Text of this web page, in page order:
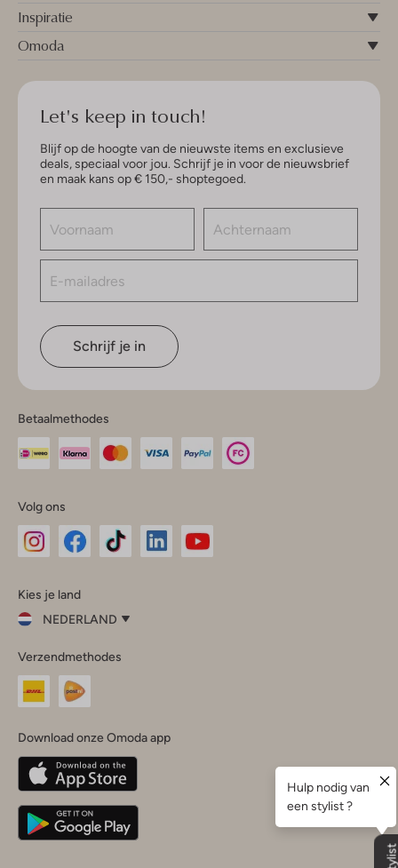
Inspiratie
Omoda
Let's keep in touch!
Blijf op de hoogte van de nieuwste items en exclusieve
deals, speciaal voor jou. Schrijf je in voor de nieuwsbrief
en maak kans op € 150,- shoptegoed.
Schrijf je in
Betaalmethodes
Volg ons
InstagramFacebook
Kies je land
NEDERLAND
je
land
Nederland
Belgique(Français)
Deutschland
Verzendmethodes
Download onze Omoda app